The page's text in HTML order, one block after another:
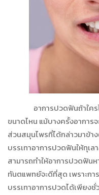
อาการปวดฟันถ้าใครไม่
ขนาดไหน แม้บางครั้งอาการ
ส่วนสมุนไพรที่ได้กล่าวมาข้า
บรรเทาอาการปวดฟันให้ทุเ
สามารถทำให้อาการปวดฟัน
ทันตแพทย์จะดีที่สุด เพราะก
บรรเทาอาการปวดได้เพียงชั่